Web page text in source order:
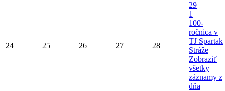
24 25 26 27 28
29
1
100-
ročnica v
TJ Spartak
Stráže
Zobraziť
všetky
záznamy z
dňa